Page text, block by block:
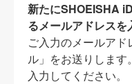
新たにSHOEISHA
るメールアドレスを
ご入力のメールア
ル」をお送りしま
入力してください。